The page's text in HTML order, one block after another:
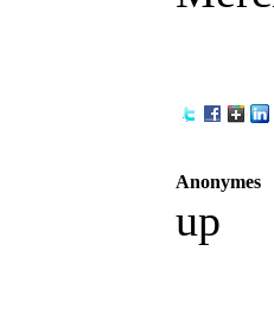
Anonymes
up